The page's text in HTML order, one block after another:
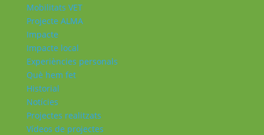
Mobilitats VET
Projecte ALMA
Impacte
Impacte local
Experiències personals
Què hem fet
Historial
Notícies
Projectes realitzats
Vídeos de projectes